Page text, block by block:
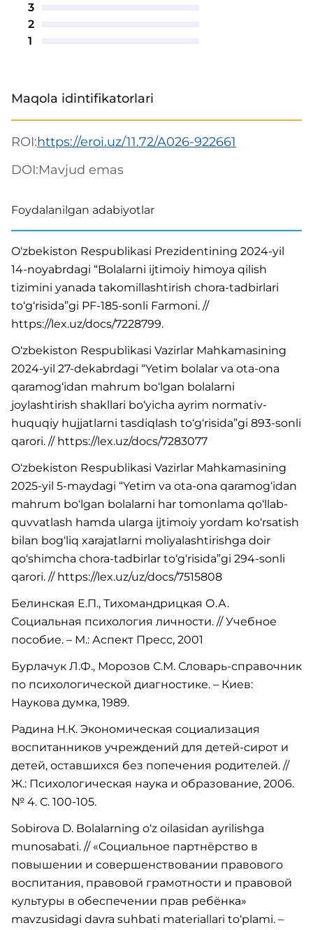
3
2
1
Maqola idintifikatorlari
ROI:https://eroi.uz/11.72/A026-922661
DOI:Mavjud emas
Foydalanilgan adabiyotlar
O‘zbekiston Respublikasi Prezidentining 2024-yil
14-noyabrdagi “Bolalarni ijtimoiy himoya qilish
tizimini yanada takomillashtirish chora-tadbirlari
to‘g‘risida”gi PF-185-sonli Farmoni. //
https://lex.uz/docs/7228799.
O‘zbekiston Respublikasi Vazirlar Mahkamasining
2024-yil 27-dekabrdagi “Yetim bolalar va ota-ona
qaramog‘idan mahrum bo‘lgan bolalarni
joylashtirish shakllari bo‘yicha ayrim normativ-
huquqiy hujjatlarni tasdiqlash to‘g‘risida”gi 893-sonli
qarori. // https://lex.uz/docs/7283077
O‘zbekiston Respublikasi Vazirlar Mahkamasining
2025-yil 5-maydagi “Yetim va ota-ona qaramog‘idan
mahrum bo‘lgan bolalarni har tomonlama qo‘llab-
quvvatlash hamda ularga ijtimoiy yordam ko‘rsatish
bilan bog‘liq xarajatlarni moliyalashtirishga doir
qo‘shimcha chora-tadbirlar to‘g‘risida”gi 294-sonli
qarori. // https://lex.uz/uz/docs/7515808
Белинская Е.П., Тихомандрицкая О.А.
Социальная психология личности. // Учебное
пособие. – М.: Аспект Пресс, 2001
Бурлачук Л.Ф., Морозов С.М. Словарь-справочник
по психологической диагностике. – Киев:
Наукова думка, 1989.
Радина Н.К. Экономическая социализация
воспитанников учреждений для детей-сирот и
детей, оставшихся без попечения родителей. //
Ж.: Психологическая наука и образование, 2006.
№ 4. С. 100-105.
Sobirova D. Bolalarning o‘z oilasidan ayrilishga
munosabati. // «Социальное партнёрство в
повышении и совершенствовании правового
воспитания, правовой грамотности и правовой
культуры в обеспечении прав ребёнка»
mavzusidagi davra suhbati materiallari to‘plami. –